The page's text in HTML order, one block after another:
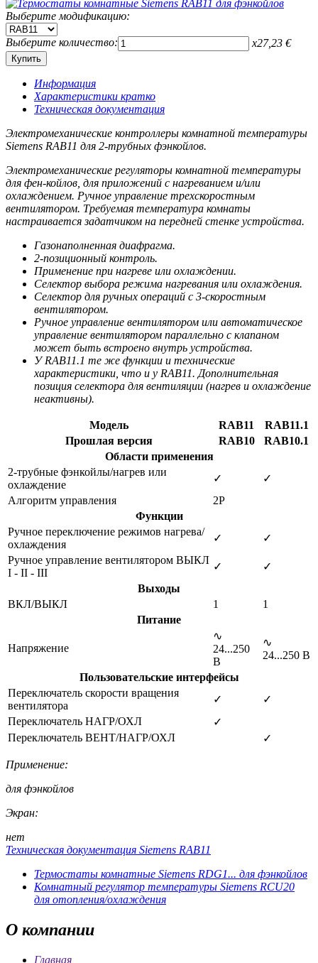
Выберите модификацию:
Выберите количество: x27,23 €
Информация
Характеристики кратко
Техническая документация
Электромеханические контроллеры комнатной температуры
Siemens RAB11 для 2-трубных фэнкойлов.
Электромеханические регуляторы комнатной температуры
для фен-койлов, для приложений с нагреванием и/или
охлаждением. Ручное управление трехскоростным
вентилятором. Требуемая температура комнаты
настраивается задатчиком на передней стенке устройства.
Газонаполненная диафрагма.
2-позиционный контроль.
Применение при нагреве или охлаждении.
Селектор выбора режима нагревания или охлаждения.
Селектор для ручных операций с 3-скоростным
вентилятором.
Ручное управление вентилятором или автоматическое
управление вентилятором параллельно с клапаном
может быть встроено внутрь устройства.
У RAB11.1 те же функции и технические
характеристики, что и у RAB11. Дополнительная
позиция селектора для вентиляции (нагрев и охлаждение
неактивны).
Модель RAB11
RAB11.1
Прошлая версия
RAB10
RAB10.1
Области применения
2-трубные фэнкойлы/нагрев или
охлаждение
✓
✓
Алгоритм управления
2Р
Функции
Ручное переключение режимов нагрева/
охлаждения
✓
✓
Ручное управление вентилятором ВЫКЛ
I - II - III
✓
✓
Выходы
ВКЛ/ВЫКЛ
1
1
Питание
Напряжение
∿
24...250
В
∿
24...250 В
Пользовательские интерфейсы
Переключатель скорости вращения
вентилятора
✓
✓
Переключатель НАГР/ОХЛ
✓
Переключатель ВЕНТ/НАГР/ОХЛ
✓
Применение:
для фэнкойлов
Экран:
нет
Техническая документация Siemens RAB11
Термостаты комнатные Siemens RDG1... для фэнкойлов
Комнатный регулятор температуры Siemens RCU20
для отопления/охлаждения
О компании
Главная